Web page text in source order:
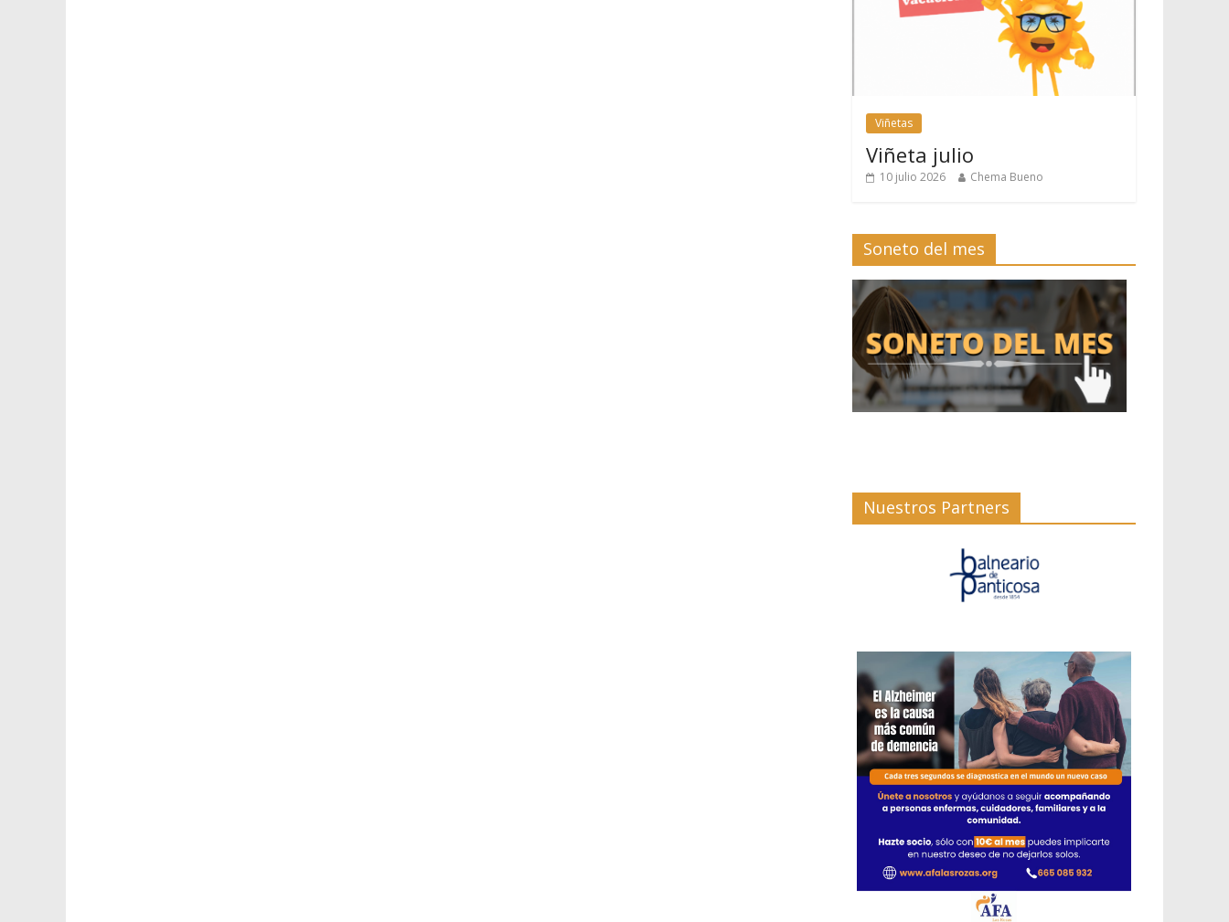
Viñetas
Viñeta julio
10 julio 2026 Chema Bueno
Soneto del mes
Nuestros Partners